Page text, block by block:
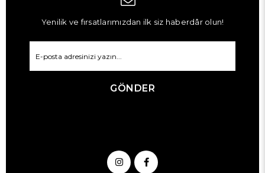
Yenilik ve fırsatlarımızdan ilk siz haberdâr olun!
GÖNDER